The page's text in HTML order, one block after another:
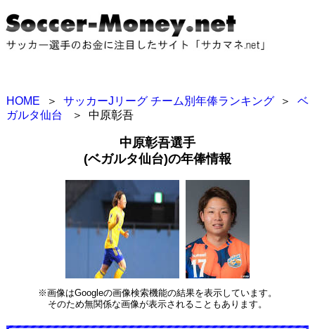
HOME ＞ サッカーJリーグ チーム別年俸ランキング ＞
ベ
ガルタ仙台
＞ 中原彰吾
中原彰吾選手
(ベガルタ仙台)の年俸情報
※画像はGoogleの画像検索機能の結果を表示しています。
そのため無関係な画像が表示されることもあります。